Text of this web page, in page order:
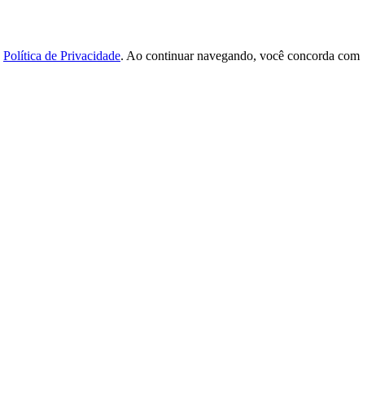
Política de Privacidade. Ao continuar navegando, você concorda com